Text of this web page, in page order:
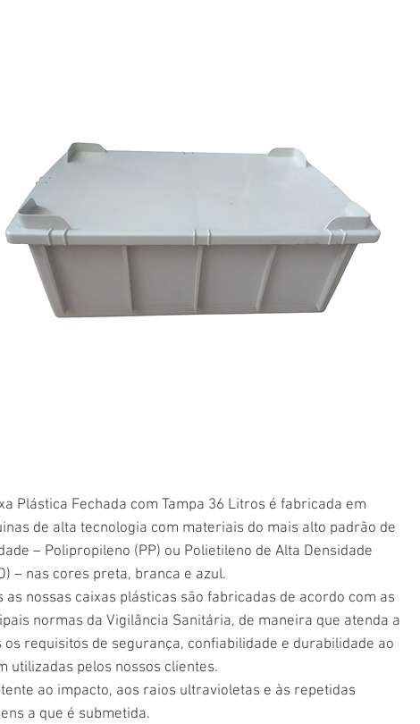
Plástica Fechada com Tampa 36 Litros é fabricada em
de alta tecnologia com materiais do mais alto padrão de
– Polipropileno (PP) ou Polietileno de Alta Densidade
– nas cores preta, branca e azul.
as nossas caixas plásticas são fabricadas de acordo com as
normas da Vigilância Sanitária, de maneira que atenda a
os requisitos de segurança, confiabilidade e durabilidade ao
utilizadas pelos nossos clientes.
ao impacto, aos raios ultravioletas e às repetidas
a que é submetida.